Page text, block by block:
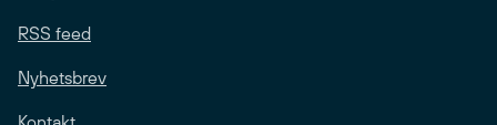
RSS feed
Nyhetsbrev